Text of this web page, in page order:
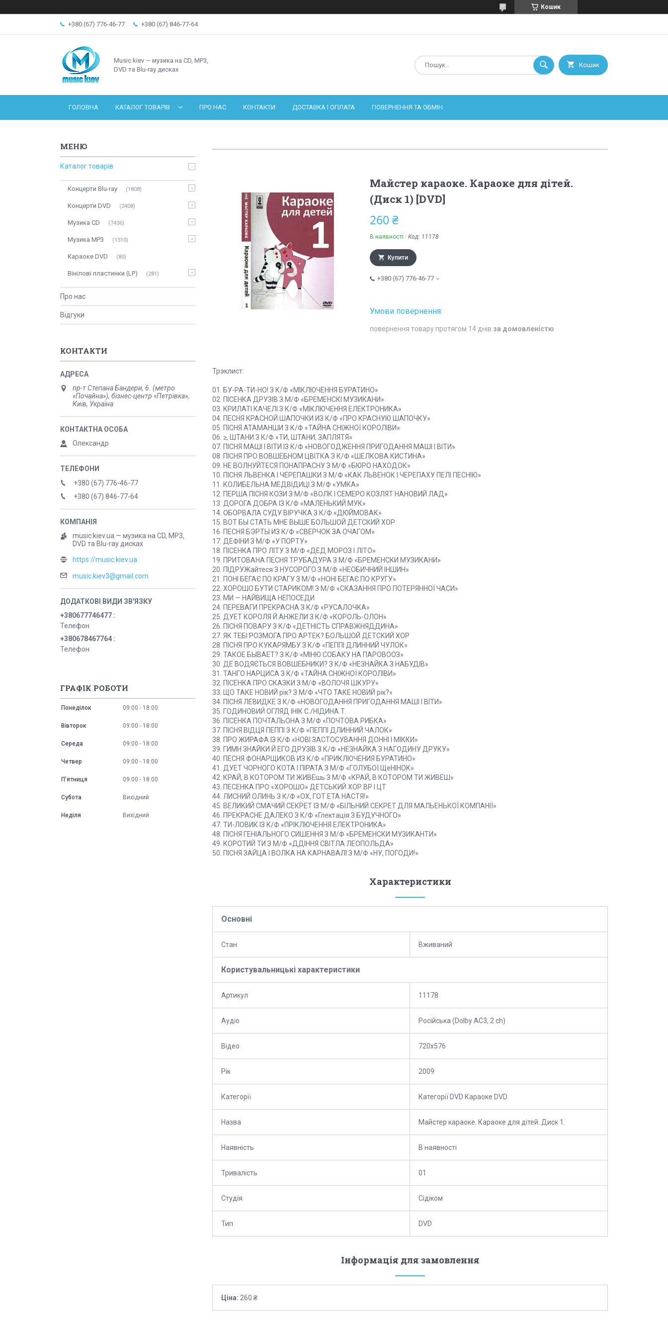
Кошик
+380 (67) 776-46-77 +380 (67) 846-77-64
Music kiev — музика на CD, MP3,
DVD та Blu-ray дисках
Кошик
ГОЛОВНА КАТАЛОГ ТОВАРІВ ПРО НАС КОНТАКТИ ДОСТАВКА І ОПЛАТА ПОВЕРНЕННЯ ТА ОБМІН
Майстер караоке. Караоке для дітей.
(Диск 1) [DVD]
260 ₴
В наявності Код: 11178
Купити
+380 (67) 776-46-77
повернення товару протягом 14 днів за домовленістю
Трэклист:
01. БУ-РА-ТИ-НO! З К/Ф «МІКЛЮЧЕННЯ БУРАТИНО»
02. ПІСЕНКА ДРУЗІВ З М/Ф «БРЕМЕНСКІ МУЗИКАНИ»
03. КРИЛАТІ КАЧЕЛІ З К/Ф «МІКЛЮЧЕННЯ ЕЛЕКТРОНИКА»
04. ПЕСНЯ КРАСНОЙ ШАПОЧКИ ИЗ К/Ф «ПРО КРАСНУЮ ШАПОЧКУ»
05. ПІСНЯ АТАМАНШИ З К/Ф «ТАЙНА СНІЖНОЇ КОРОЛІВИ»
06. ≥, ШТАНИ З К/Ф «ТИ, ШТАНИ, ЗАПЛЯТЯ»
07. ПІСНЯ МАШІ І ВІТИ ІЗ К/Ф «НОВОГОДЖЕННЯ ПРИГОДАННЯ МАШІ І ВІТИ»
08. ПІСНЯ ПРО ВОВШЕБНОМ ЦВІТКА З К/Ф «ШЕЛКОВА КИСТИНА»
09. НЕ ВОЛНУЙТЕСЯ ПОНАПРАСНУ З М/Ф «БЮРО НАХОДОК»
10. ПІСНЯ ЛЬВЕНКА І ЧЕРЕПАШКИ З М/Ф «КАК ЛЬВЕНОК І ЧЕРЕПАХУ ПЕЛІ ПЕСНІЮ»
11. КОЛИБЕЛЬНА МЕДВІДИЦІ З М/Ф «УМКА»
12. ПЕРША ПІСНЯ КОЗИ З М/Ф «ВОЛК І СЕМЕРО КОЗЛЯТ НАНОВИЙ ЛАД»
13. ДОРОГА ДОБРА ІЗ К/Ф «МАЛЕНЬКИЙ МУК»
14. ОБОРВАЛА СУДУ ВІРУЧКА З К/Ф «ДЮЙМОВАК»
15. ВОТ БЫ СТАТЬ МНЕ ВЫШЕ БОЛЬШОЙ ДЕТСКИЙ ХОР
16. ПЕСНЯ БЭРТЫ ИЗ К/Ф «СВЕРЧОК ЗА ОЧАГОМ»
17. ДЕФІНИ З М/Ф «У ПОРТУ»
18. ПІСЕНКА ПРО ЛІТУ З М/Ф «ДЕД МОРОЗ І ЛІТО»
19. ПРИТОВАНА ПЕСНЯ ТРУБАДУРА З М/Ф «БРЕМЕНСКИ МУЗИКАНИ»
20. ПІДРУЖайтеся З НУСОРОГО З М/Ф «НЕОБИЧНИЙ ІНШИН»
21. ПОНІ БЕГАЄ ПО КРАГУ З М/Ф «НОНІ БЕГАЄ ПО КРУГУ»
22. ХОРОШО БУТИ СТАРИКОМ! З М/Ф «СКАЗАННЯ ПРО ПОТЕРЯННОЇ ЧАСИ»
23. МИ — НАЙВИЩА НЕПОСЕДИ
24. ПЕРЕВАГИ ПРЕКРАСНА З К/Ф «РУСАЛОЧКА»
25. ДУЕТ КОРОЛЯ Й АНЖЕЛИ З К/Ф «КОРОЛЬ-ОЛОН»
26. ПІСНЯ ПОВАРУ З К/Ф «ДЕТНІСТЬ СПРАВЖНЯДДИНА»
27. ЯК ТЕБІ РОЗМОГА ПРО АРТЕК? БОЛЬШОЙ ДЕТСКИЙ ХОР
28. ПІСНЯ ПРО КУКАРЯМБУ З К/Ф «ПЕППІ ДЛИННИЙ ЧУЛОК»
29. ТАКОЕ БЫВАЕТ? З К/Ф «МІНЮ СОБАКУ НА ПАРОВООЗ»
30. ДЕ ВОДЯЄТЬСЯ ВОВШЕБНИКИ? З К/Ф «НЕЗНАЙКА З НАБУДІВ»
31. ТАНГО НАРЦИСА З К/Ф «ТАЙНА СНІЖНОЇ КОРОЛІВИ»
32. ПІСЕНКА ПРО СКАЗКИ З М/Ф «ВОЛОЧЯ ШКУРУ»
33. ЩО ТАКЕ НОВИЙ рік? З М/Ф «ЧТО ТАКЕ НОВИЙ рік?»
34. ПІСНЯ ЛЕВИДКЕ З К/Ф «НОВОГОДАННЯ ПРИГОДАННЯ МАШІ І ВІТИ»
35. ГОДИНОВИЙ ОГЛЯД ІНІК С./НІДИНА Т.
36. ПІСЕНКА ПОЧТАЛЬОНА З М/Ф «ПОЧТОВА РИБКА»
37. ПІСНЯ ВІДЦЯ ПЕППІ З К/Ф «ПЕППІ ДЛИННИЙ ЧАЛОК»
38. ПРО ЖИРАФА ІЗ К/Ф «НОВІ ЗАСТОСУВАННЯ ДОННІ І МІККИ»
39. ГИМН ЗНАЙКИ Й ЕГО ДРУЗІВ З К/Ф «НЕЗНАЙКА З НАГОДИНУ ДРУКУ»
40. ПЕСНЯ ФОНАРЩИКОВ ИЗ К/Ф «ПРИКЛЮЧЕНИЯ БУРАТИНО»
41. ДУЕТ ЧОРНОГО КОТА І ПІРАТА З М/Ф «ГОЛУБОЇ ЩеНІНОК»
42. КРАЙ, В КОТОРОМ ТИ ЖИВЕшь З М/Ф «КРАЙ, В КОТОРОМ ТИ ЖИВЕШ»
43. ПЕСЕНКА ПРО «ХОРОШО» ДЕТСЬКИЙ ХОР BP І ЦТ
44. ЛИСНИЙ ОЛИНЬ З К/Ф «ОХ, ГОТ ЕТА НАСТЯ!»
45. ВЕЛИКИЙ СМАЧИЙ СЕКРЕТ ІЗ М/Ф «БІЛЬНИЙ СЕКРЕТ ДЛЯ МАЛЬЕНЬКОЇ КОМПАНІЇ»
46. ПРЕКРАСНЕ ДАЛЕКО З К/Ф «Глектація З БУДУЧНОГО»
47. ТИ-ЛОВИК ІЗ К/Ф «ПРІКЛЮЧЕННЯ ЕЛЕКТРОНИКА»
48. ПІСНЯ ГЕНІАЛЬНОГО СИШЕННЯ З М/Ф «БРЕМЕНСКИ МУЗИКАНТИ»
49. КОРОТИЙ ТИ З М/Ф «ДДІННЯ СВІТЛА ЛЕОПОЛЬДА»
50. ПІСНЯ ЗАЙЦА І ВОЛКА НА КАРНАВАЛІ З М/Ф «НУ, ПОГОДИ!»
Характеристики
Основні
Стан Вживаний
Користувальницькі характеристики
Артикул 11178
Аудіо Російська (Dolby AC3, 2 ch)
Відео 720x576
Рік 2009
Категорії Категорії DVD Караоке DVD
Назва Майстер караоке. Караоке для дітей. Диск 1.
Наявність В наявності
Тривалість 01
Студія Сідіком
Тип DVD
Інформація для замовлення
Ціна: 260 ₴
Каталог товарів
Концерти Blu-ray 1808
Концерти DVD 2408
Музика CD 7436
Музика MP3 1310
Караоке DVD 80
Вінілові пластинки (LP) 281
Про нас
Відгуки
КОНТАКТИ
пр-т Степана Бандери, 6. (метро
«Почайна»), бізнес-центр «Петрівка»,
Київ, Україна
Олександр
+380 (67) 776-46-77
+380 (67) 846-77-64
music.kiev.ua — музика на CD, MP3,
DVD та Blu-ray дисках
https://music.kiev.ua
music.kiev3@gmail.com
+380677746477
Телефон
+380678467764
Телефон
ГРАФІК РОБОТИ
Понеділок 09:00 18:00
Вівторок 09:00 18:00
Середа 09:00 18:00
Четвер 09:00 18:00
Пʼятниця 09:00 18:00
Субота Вихідний
Неділя Вихідний